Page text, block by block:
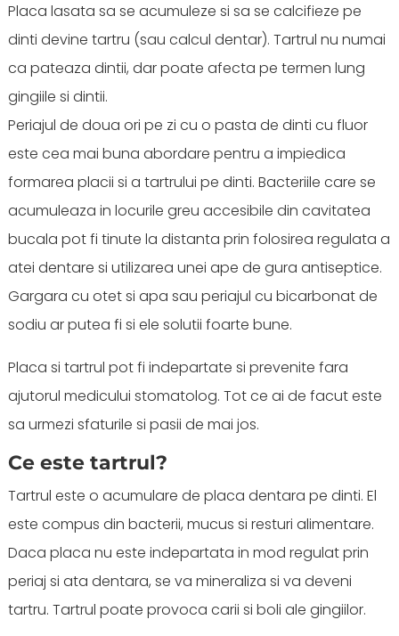
Placa lasata sa se acumuleze si sa se calcifieze pe
dinti devine tartru (sau calcul dentar). Tartrul nu numai
ca pateaza dintii, dar poate afecta pe termen lung
gingiile si dintii.
Periajul de doua ori pe zi cu o pasta de dinti cu fluor
este cea mai buna abordare pentru a impiedica
formarea placii si a tartrului pe dinti. Bacteriile care se
acumuleaza in locurile greu accesibile din cavitatea
bucala pot fi tinute la distanta prin folosirea regulata a
atei dentare si utilizarea unei ape de gura antiseptice.
Gargara cu otet si apa sau periajul cu bicarbonat de
sodiu ar putea fi si ele solutii foarte bune.
Placa si tartrul pot fi indepartate si prevenite fara
ajutorul medicului stomatolog. Tot ce ai de facut este
sa urmezi sfaturile si pasii de mai jos.
Ce este tartrul?
Tartrul este o acumulare de placa dentara pe dinti. El
este compus din bacterii, mucus si resturi alimentare.
Daca placa nu este indepartata in mod regulat prin
periaj si ata dentara, se va mineraliza si va deveni
tartru. Tartrul poate provoca carii si boli ale gingiilor.